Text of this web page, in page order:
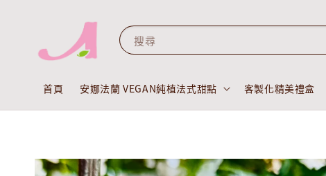
搜尋
首頁 安娜法蘭 VEGAN純植法式甜點 客製化精美禮盒